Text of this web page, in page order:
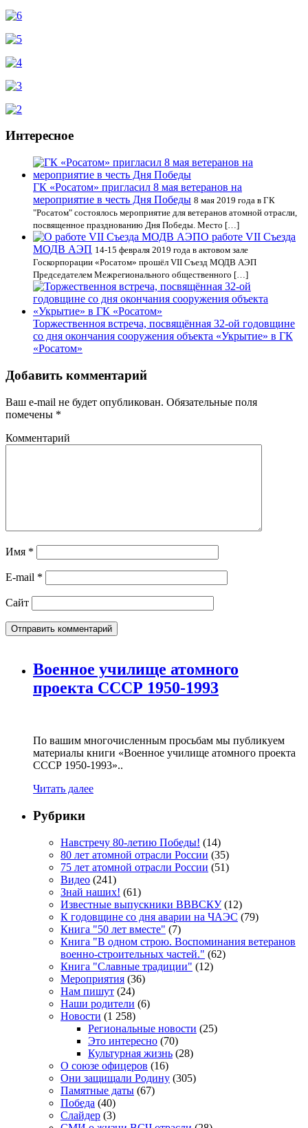
Интересное
ГК «Росатом» пригласил 8 мая ветеранов на
мероприятие в честь Дня Победы 8 мая 2019 года в ГК
"Росатом" состоялось мероприятие для ветеранов атомной отрасли,
посвященное празднованию Дня Победы. Место […]
О работе VII Cъезда
МОДВ АЭП 14-15 февраля 2019 года в актовом зале
Госкорпорации «Росатом» прошёл VII Cъезд МОДВ АЭП
Председателем Межрегионального общественного […]
Торжественноя встреча, посвящённая 32-ой годовщине
со дня окончания сооружения объекта «Укрытие» в ГК
«Росатом»
Добавить комментарий
Ваш e-mail не будет опубликован. Обязательные поля
помечены *
Комментарий
Имя *
E-mail *
Сайт
Военное училище атомного
проекта СССР 1950-1993
По вашим многочисленным просьбам мы публикуем
материалы книги «Военное училище атомного проекта
СССР 1950-1993»..
Читать далее
Рубрики
Навстречу 80-летию Победы! (14)
80 лет атомной отрасли России (35)
75 лет атомной отрасли России (51)
Видео (241)
Знай наших! (61)
Известные выпускники ВВВСКУ(12)
К годовщине со дня аварии на ЧАЭС (79)
Книга "50 лет вместе" (7)
Книга "В одном строю. Воспоминания ветеранов
военно-строительных частей." (62)
Книга "Славные традиции" (12)
Мероприятия (36)
Нам пишут (24)
Наши родители (6)
Новости (1 258)
Региональные новости (25)
Это интересно (70)
Культурная жизнь (28)
О союзе офицеров (16)
Они защищали Родину (305)
Памятные даты (67)
Победа (40)
Слайдер (3)